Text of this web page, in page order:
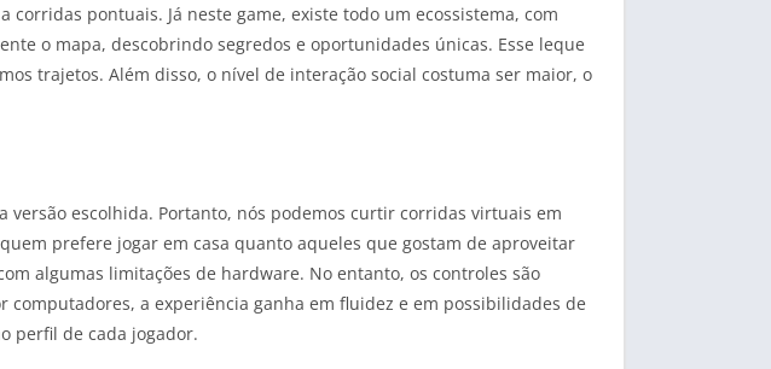
pontuais. Já neste game, existe todo um ecossistema, com
o mapa, descobrindo segredos e oportunidades únicas. Esse leque
trajetos. Além disso, o nível de interação social costuma ser maior, o
escolhida. Portanto, nós podemos curtir corridas virtuais em
prefere jogar em casa quanto aqueles que gostam de aproveitar
algumas limitações de hardware. No entanto, os controles são
a experiência ganha em fluidez e em possibilidades de
perfil de cada jogador.